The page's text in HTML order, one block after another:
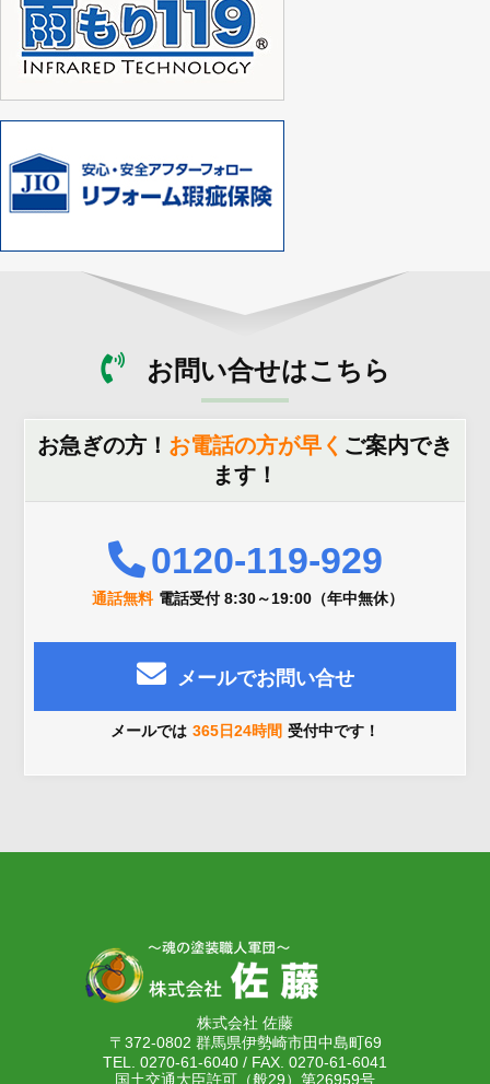
お問い合せはこちら
お急ぎの方！ お電話の方が早く ご案内でき
ます！
0120-119-929
通話無料 電話受付 8:30～19:00（年中無休）
メールでお問い合せ
メールでは 365日24時間 受付中です！
株式会社 佐藤
〒372-0802 群馬県伊勢崎市田中島町69
TEL. 0270-61-6040 / FAX. 0270-61-6041
国土交通大臣許可（般29）第26959号